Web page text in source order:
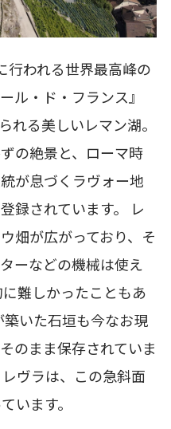
行われる世界最高峰の
ル・ド・フランス』
れる美しいレマン湖。
の絶景と、ローマ時
が息づくラヴォー地
録されています。 レ
畑が広がっており、そ
ーなどの機械は使え
難しかったこともあ
いた石垣も今なお現
のまま保存されていま
ヴラは、この急斜面
います。